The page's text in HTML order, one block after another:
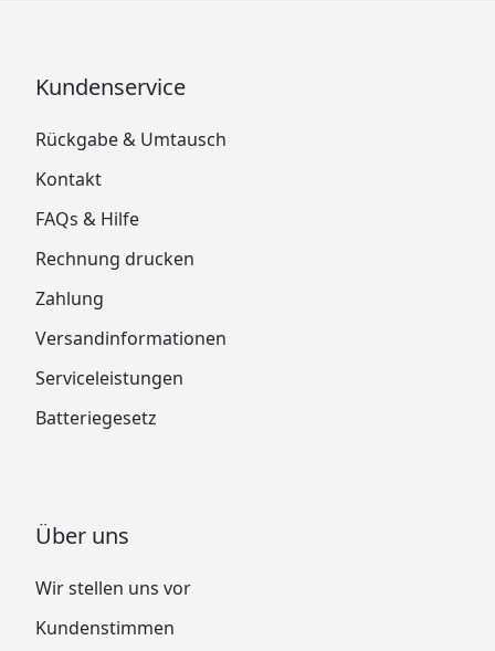
Kundenservice
Rückgabe & Umtausch
Kontakt
FAQs & Hilfe
Rechnung drucken
Zahlung
Versandinformationen
Serviceleistungen
Batteriegesetz
Über uns
Wir stellen uns vor
Kundenstimmen